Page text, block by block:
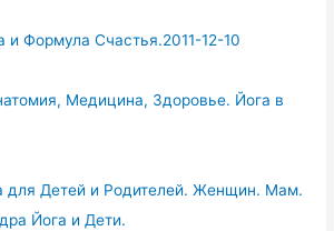
и Формула Счастья.2011-12-10
Медицина, Здоровье. Йога в
для Детей и Родителей. Женщин. Мам.
Йога и Дети.